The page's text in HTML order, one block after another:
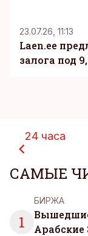
23.07.26, 11:13
Laen.ee
залога под
24 часа
САМЫЕ
1
БИРЖА